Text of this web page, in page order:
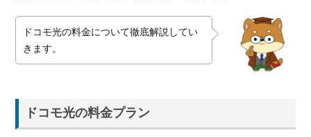
料金
ドコ
関す
る評
ドコモ光の料金について徹底解説してい
きます。
ドコモ光の料金プラン